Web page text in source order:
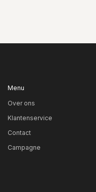
Menu
Over ons
Klantenservice
Contact
Campagne